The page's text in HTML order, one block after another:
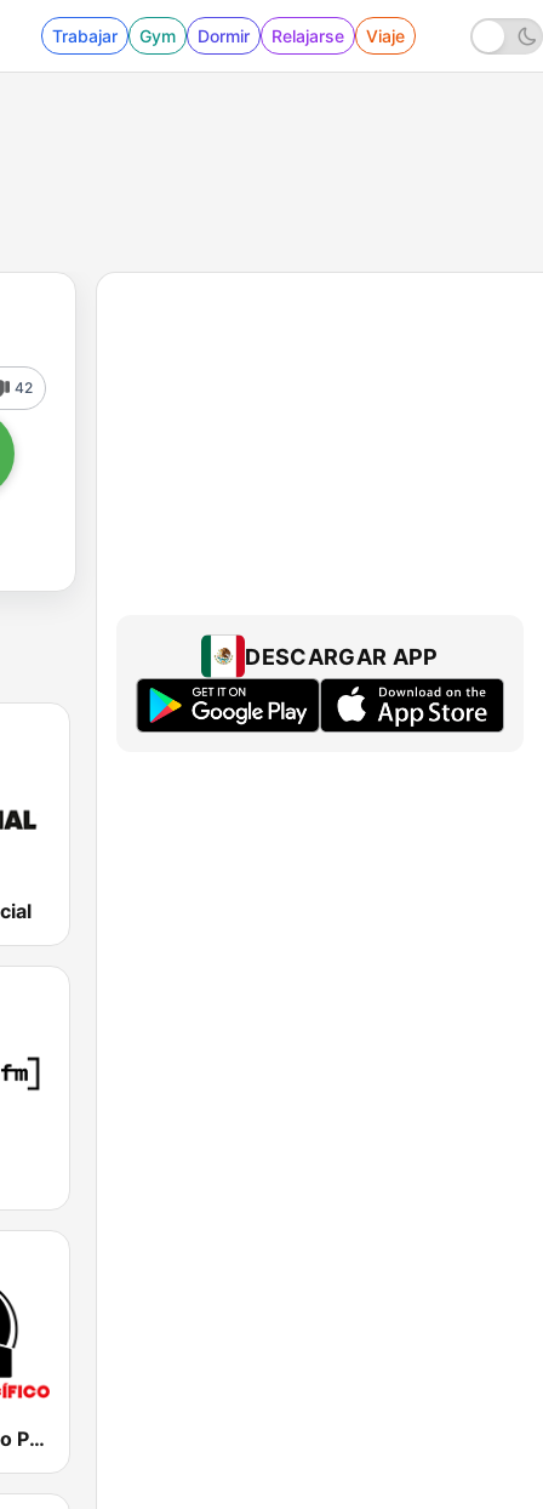
Trabajar Gym Dormir Relajarse Viaje
42
RFM - Oceano Pacífico Online
DESCARGAR APP